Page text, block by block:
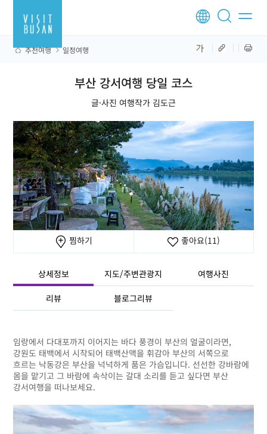
추천여행 일정여행
부산 강서여행 당일 코스
글·사진 여행작가 김도근
찜하기 좋아요(11)
상세정보 지도/주변관광지 여행사진
리뷰 블로그리뷰
임랑에서 다대포까지 이어지는 바다 풍경이 부산의 얼굴이라면,
강원도 태백에서 시작되어 태백산맥을 휘감아 부산의 서쪽으로
흐르는 낙동강은 부산을 넉넉하게 품은 가슴입니다. 선선한 강바람에
몸을 맡기고 그 바람에 속삭이는 갈대 소리를 듣고 싶다면 부산
강서여행을 떠나보세요.